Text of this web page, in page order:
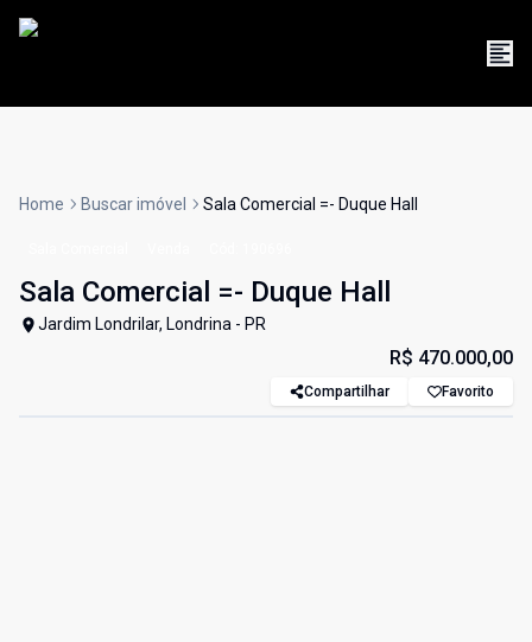
Home Buscar imóvel Sala Comercial =- Duque Hall
Sala Comercial =- Duque Hall
Jardim Londrilar, Londrina - PR
R$ 470.000,00
Compartilhar Favorito